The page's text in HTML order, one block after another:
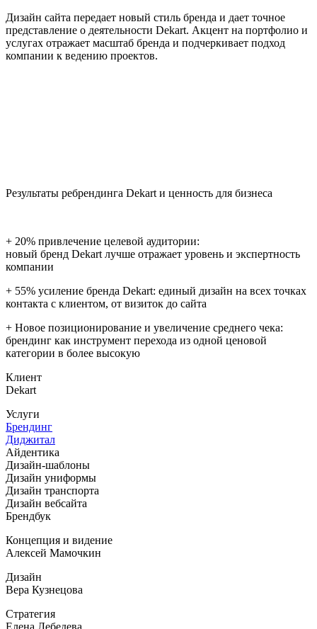
Дизайн сайта передает новый стиль бренда и дает точное
представление о деятельности Dekart. Акцент на портфолио и
услугах отражает масштаб бренда и подчеркивает подход
компании к ведению проектов.
Результаты ребрендинга Dekart и ценность для бизнеса
+ 20% привлечение целевой аудитории:
новый бренд Dekart лучше отражает уровень и экспертность
компании
+ 55% усиление бренда Dekart: единый дизайн на всех точках
контакта с клиентом, от визиток до сайта
+ Новое позиционирование и увеличение среднего чека:
брендинг как инструмент перехода из одной ценовой
категории в более высокую
Клиент
Dekart
Услуги
Брендинг
Диджитал
Айдентика
Дизайн-шаблоны
Дизайн униформы
Дизайн транспорта
Дизайн вебсайта
Брендбук
Концепция и видение
Алексей Мамочкин
Дизайн
Вера Кузнецова
Стратегия
Елена Лебедева